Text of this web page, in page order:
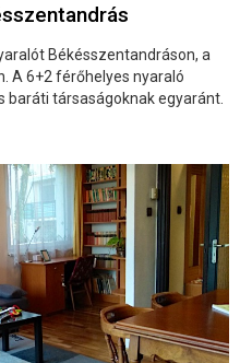
Békésszentandráson, a
A 6+2 férőhelyes nyaraló
baráti társaságoknak egyaránt.